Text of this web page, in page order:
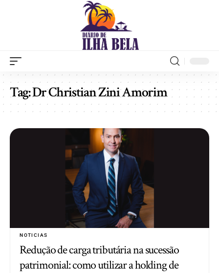
Tag:Dr Christian Zini Amorim
NOTICIAS
Redução de carga tributária na sucessão
patrimonial: como utilizar a holding de